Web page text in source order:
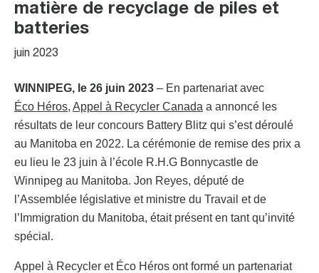
matière de recyclage de piles et
batteries
juin 2023
WINNIPEG, le 26 juin 2023 – En partenariat avec
Éco Héros, Appel à Recycler Canada a annoncé les
résultats de leur concours Battery Blitz qui s’est déroulé
au Manitoba en 2022. La cérémonie de remise des prix a
eu lieu le 23 juin à l’école R.H.G Bonnycastle de
Winnipeg au Manitoba. Jon Reyes, député de
l’Assemblée législative et ministre du Travail et de
l’Immigration du Manitoba, était présent en tant qu’invité
spécial.
Appel à Recycler et Éco Héros ont formé un partenariat